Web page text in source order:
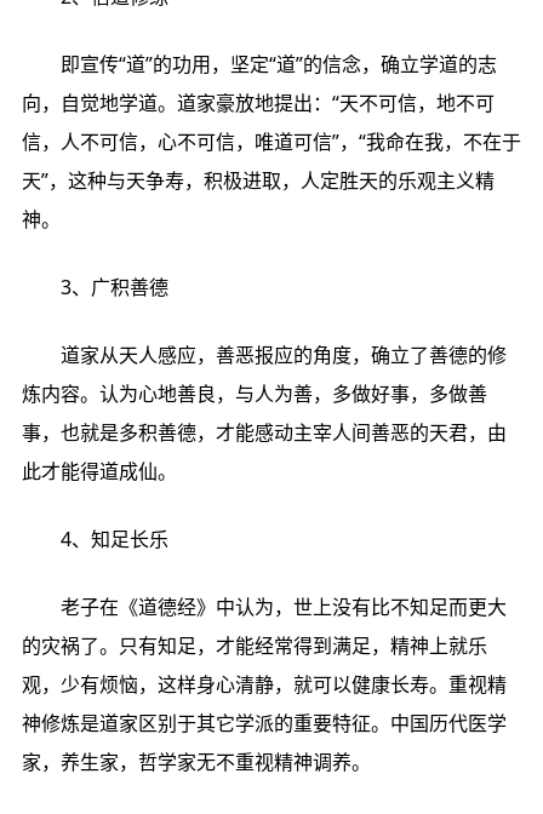
即宣传“道”的功用，坚定“道”的信念，确立学道的志
向，自觉地学道。道家豪放地提出：“天不可信，地不可
信，人不可信，心不可信，唯道可信”，“我命在我，不在于
天”，这种与天争寿，积极进取，人定胜天的乐观主义精
神。
3、广积善德
道家从天人感应，善恶报应的角度，确立了善德的修
炼内容。认为心地善良，与人为善，多做好事，多做善
事，也就是多积善德，才能感动主宰人间善恶的天君，由
此才能得道成仙。
4、知足长乐
老子在《道德经》中认为，世上没有比不知足而更大
的灾祸了。只有知足，才能经常得到满足，精神上就乐
观，少有烦恼，这样身心清静，就可以健康长寿。重视精
神修炼是道家区别于其它学派的重要特征。中国历代医学
家，养生家，哲学家无不重视精神调养。